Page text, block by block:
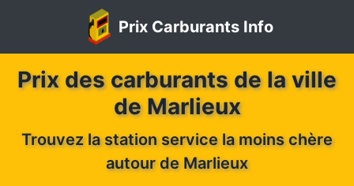
Prix Carburants Info
Prix des carburants de la ville
de Marlieux
Trouvez la station service la moins chère
autour de Marlieux